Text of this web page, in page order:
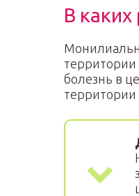
В каких
территории
болезнь в